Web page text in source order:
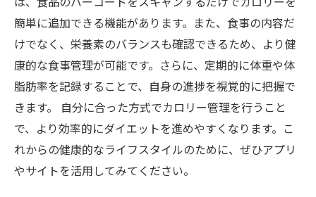
簡単に追加できる機能があります。また、食事の内容だ
けでなく、栄養素のバランスも確認できるため、より健
康的な食事管理が可能です。さらに、定期的に体重や体
脂肪率を記録することで、自身の進捗を視覚的に把握で
きます。 自分に合った方式でカロリー管理を行うこと
で、より効率的にダイエットを進めやすくなります。こ
れからの健康的なライフスタイルのために、ぜひアプリ
やサイトを活用してみてください。